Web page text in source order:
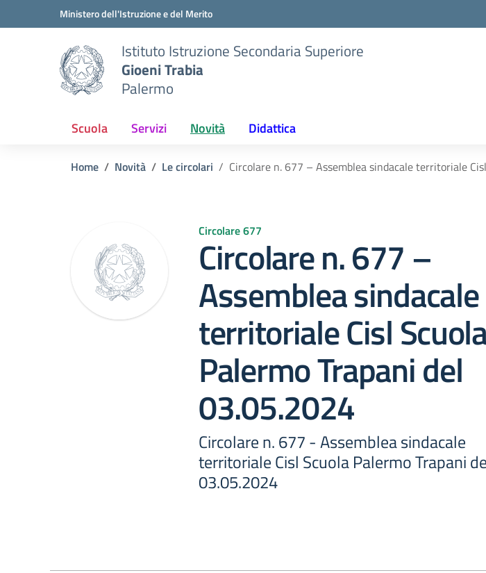
Vai ai contenuti
Vai al menu di navigazioneMinistero dell'Istruzione e del Merito
Istituto Istruzione Secondaria Superiore
Gioeni Trabia
Palermo
Scuola Servizi Novità Didattica
Home Novità Le circolari Circolare n. 677 – Assemblea sindacale territoriale
Circolare 677
Circolare n. 677 –
Assemblea sindacale
territoriale Cisl
Palermo Trapani del
03.05.2024
Circolare n. 677 - Assemblea sindacale
territoriale Cisl Scuola Palermo Trapani
03.05.2024